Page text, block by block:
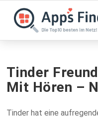
Tinder
Mit Hören –
Tinder hat eine